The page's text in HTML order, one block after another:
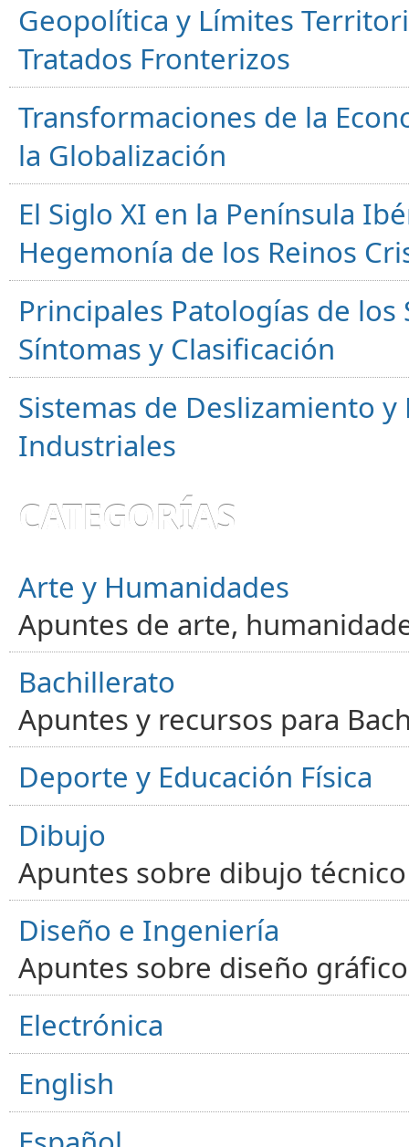
Geopolítica y Límites
Tratados Fronterizos
Transformaciones de la
la Globalización
El Siglo XI en la Península
Hegemonía de los Reinos
Principales Patologías de
Síntomas y Clasificación
Sistemas de Deslizamiento
Industriales
CATEGORÍAS
Arte y Humanidades
Apuntes de arte,
Bachillerato
Apuntes y recursos para
Deporte y Educación Física
Dibujo
Apuntes sobre dibujo
Diseño e Ingeniería
Apuntes sobre diseño
Electrónica
English